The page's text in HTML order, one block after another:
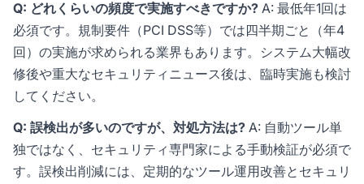
Q: どれくらいの頻度で実施すべきですか? A: 最低年1回は
必須です。規制要件（PCI DSS等）では四半期ごと（年4
回）の実施が求められる業界もあります。システム大幅改
修後や重大なセキュリティニュース後は、臨時実施も検討
してください。
Q: 誤検出が多いのですが、対処方法は? A: 自動ツール単
独ではなく、セキュリティ専門家による手動検証が必須で
す。誤検出削減には、定期的なツール運用改善とセキュリ